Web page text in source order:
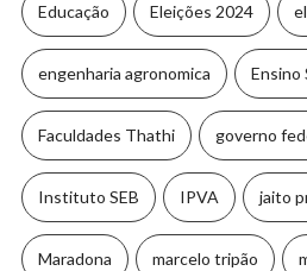
Educação Eleições 2024
engenharia agronomica Ensino
Faculdades Thathi governo
Instituto SEB IPVA jaito
Maradona marcelo tripão